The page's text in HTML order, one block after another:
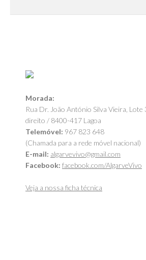
Morada:
Rua Dr. João António Silva Vieira, Lote
direito / 8400-417 Lagoa
Telemóvel: 967 823 648
(Chamada para a rede móvel nacional)
E-mail: algarvevivo@gmail.com
Facebook: facebook.com/AlgarveVivo
Veja a nossa ficha técnica